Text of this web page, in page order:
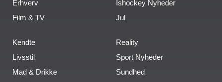
Erhverv
Film & TV
Ishockey Nyheder
Jul
Kendte
Livsstil
Mad & Drikke
Reality
Sport Nyheder
Sundhed